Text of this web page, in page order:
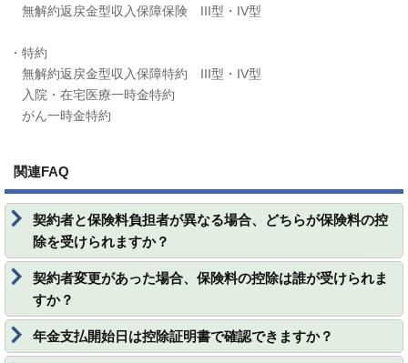
無解約返戻金型収入保障保険 III型・IV型
・特約
無解約返戻金型収入保障特約 III型・IV型
入院・在宅医療一時金特約
がん一時金特約
関連FAQ
契約者と保険料負担者が異なる場合、どちらが保険料の控
除を受けられますか？
契約者変更があった場合、保険料の控除は誰が受けられま
すか？
年金支払開始日は控除証明書で確認できますか？